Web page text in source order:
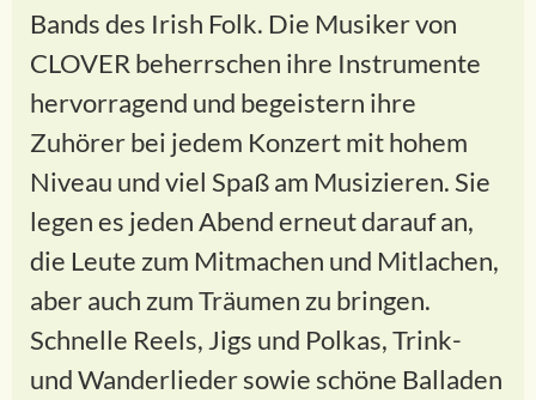
Bands des Irish Folk. Die Musiker von
CLOVER beherrschen ihre Instrumente
hervorragend und begeistern ihre
Zuhörer bei jedem Konzert mit hohem
Niveau und viel Spaß am Musizieren. Sie
legen es jeden Abend erneut darauf an,
die Leute zum Mitmachen und Mitlachen,
aber auch zum Träumen zu bringen.
Schnelle Reels, Jigs und Polkas, Trink-
und Wanderlieder sowie schöne Balladen